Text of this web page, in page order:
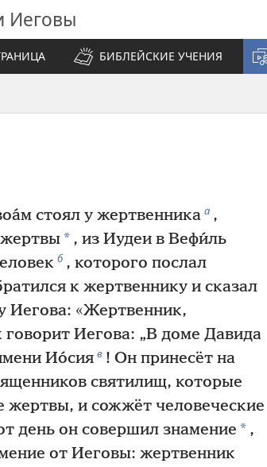
Иеговы
БИБЛЕЙСКИЕ УЧЕНИЯ
стоял у жертвенника а ,
* , из Иудеи в Вефи́ль
б , которого послал
к жертвеннику и сказал
Иегова: «Жертвенник,
Иегова: „В доме Давида
Ио́сия в ! Он принесёт на
святилищ, которые
жертвы, и сожжёт человеческие
день он совершил знамение * ,
от Иеговы: жертвенник